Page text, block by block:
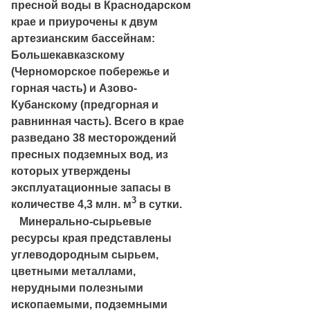
пресной воды в Краснодарском
крае и приурочены к двум
артезианским бассейнам:
Большекавказскому
(Черноморское побережье и
горная часть) и Азово-
Кубанскому (предгорная и
равнинная часть). Всего в крае
разведано 38 месторождений
пресных подземных вод, из
которых утверждены
эксплуатационные запасы в
количестве 4,3 млн. м3 в сутки.
Минерально-сырьевые
ресурсы края представлены
углеводородным сырьем,
цветными металлами,
нерудными полезными
ископаемыми, подземными